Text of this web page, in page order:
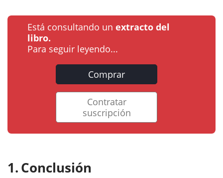
Está consultando un extracto del
libro.
Para seguir leyendo...
Comprar
Contratar
suscripción
Conclusión